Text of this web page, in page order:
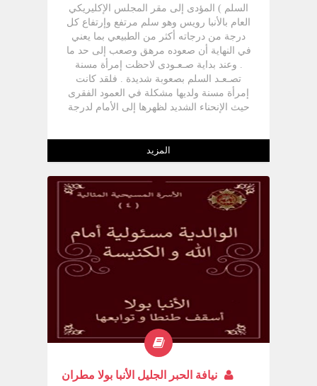
السلم ) المؤدى إلى مقر المجلس الإكليريكي
العام بالأنبا رويس وهو سلم مرتفع وإرتفاع كل
درجة من درجاته أكثر من الطبيعي بما يعني
في النهاية أن صعوده مرهق وصعب إلى حد ما
. وعند بداية صـعـودى لاحظت إمرأة مسنة
تصـعـد السلم بصعوبة شديدة . فلقد كانت
إمرأة مسنة ولديها مشكلة في العمود الفقرى
حيث الإنحناء الشديد لظهرها إلى الأمام لدرجة
المزيد
نيافة الحبر الجليل الأنبا بولا مطران